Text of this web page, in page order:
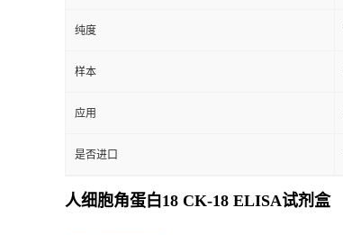
纯度
样本
应用
是否进口
人细胞角蛋白18 CK-18 ELISA试剂盒